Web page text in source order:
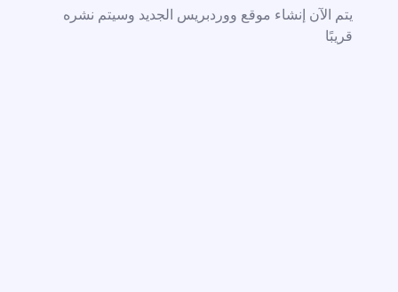
يتم الآن إنشاء موقع ووردبريس الجديد وسيتم نشره
قريبًا